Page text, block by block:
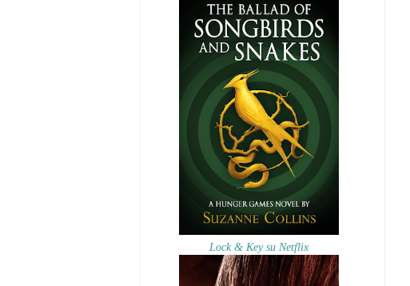
Lock & Key su Netflix